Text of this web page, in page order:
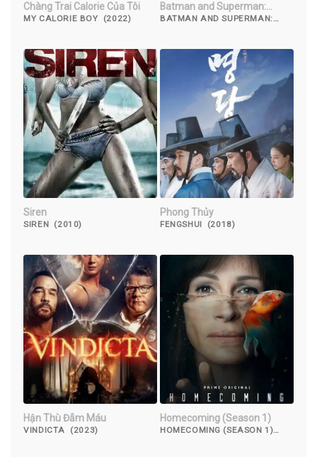
Chàng Trai Calorie Của Tôi
MY CALORIE BOY (2022)
Batman and Superman:
Battle of the Super Sons
BATMAN AND SUPERMAN:
Siren
SIREN (2010)
Phong Thủy
FENGSHUI (2018)
Hận Thù Đẫm Máu
VINDICTA (2023)
Homecoming (Season 1)
HOMECOMING (SEASON 1)